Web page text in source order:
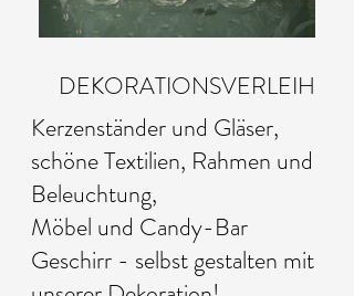
DEKORATIONSVERLEIH
Kerzenständer und Gläser,
schöne Textilien, Rahmen und
Beleuchtung,
Möbel und Candy-Bar
Geschirr - selbst gestalten mit